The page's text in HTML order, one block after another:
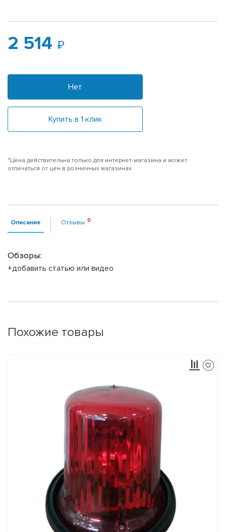
2 514
Нет
Купить в 1 клик
*Цена действительна только для интернет-магазина и может
отличаться от цен в розничных магазинах
Описание Отзывы
Обзоры:
+добавить статью или видео
Похожие товары